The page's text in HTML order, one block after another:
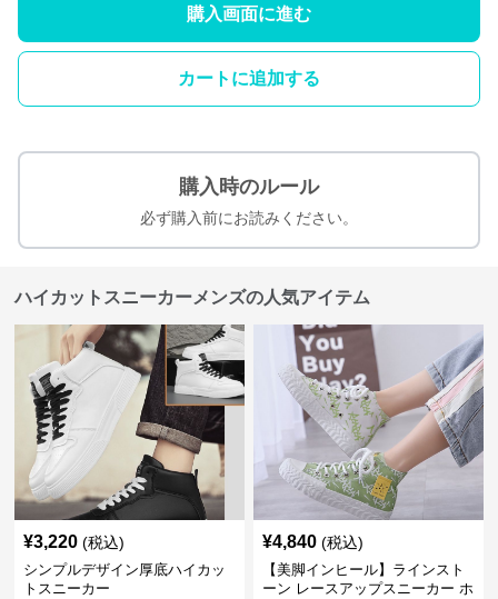
購入画面に進む
カートに追加する
購入時のルール
必ず購入前にお読みください。
ハイカットスニーカーメンズの人気アイテム
¥3,220 (税込)
シンプルデザイン厚底ハイカッ
トスニーカー
¥4,840 (税込)
【美脚インヒール】ラインスト
ーン レースアップスニーカー ホ